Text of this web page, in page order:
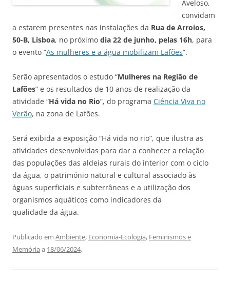
Aveloso,
convidam
a estarem presentes nas instalações da Rua de Arroios,
50-B, Lisboa, no próximo dia 22 de junho, pelas 16h, para
o evento “As mulheres e a água mobilizam Lafões”.
Serão apresentados o estudo “Mulheres na Região de
Lafões” e os resultados de 10 anos de realização da
atividade “Há vida no Rio”, do programa Ciência Viva no
Verão, na zona de Lafões.
Será exibida a exposição “Há vida no rio”, que ilustra as
atividades desenvolvidas para dar a conhecer a relação
das populações das aldeias rurais do interior com o ciclo
da água, o património natural e cultural associado às
águas superficiais e subterrâneas e a utilização dos
organismos aquáticos como indicadores da
qualidade da água.
Publicado em Ambiente, Economia-Ecologia, Feminismos e
Memória a 18/06/2024.